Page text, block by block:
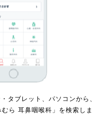
タブレット、パソコンから、
ら 耳鼻咽喉科」を検索しま